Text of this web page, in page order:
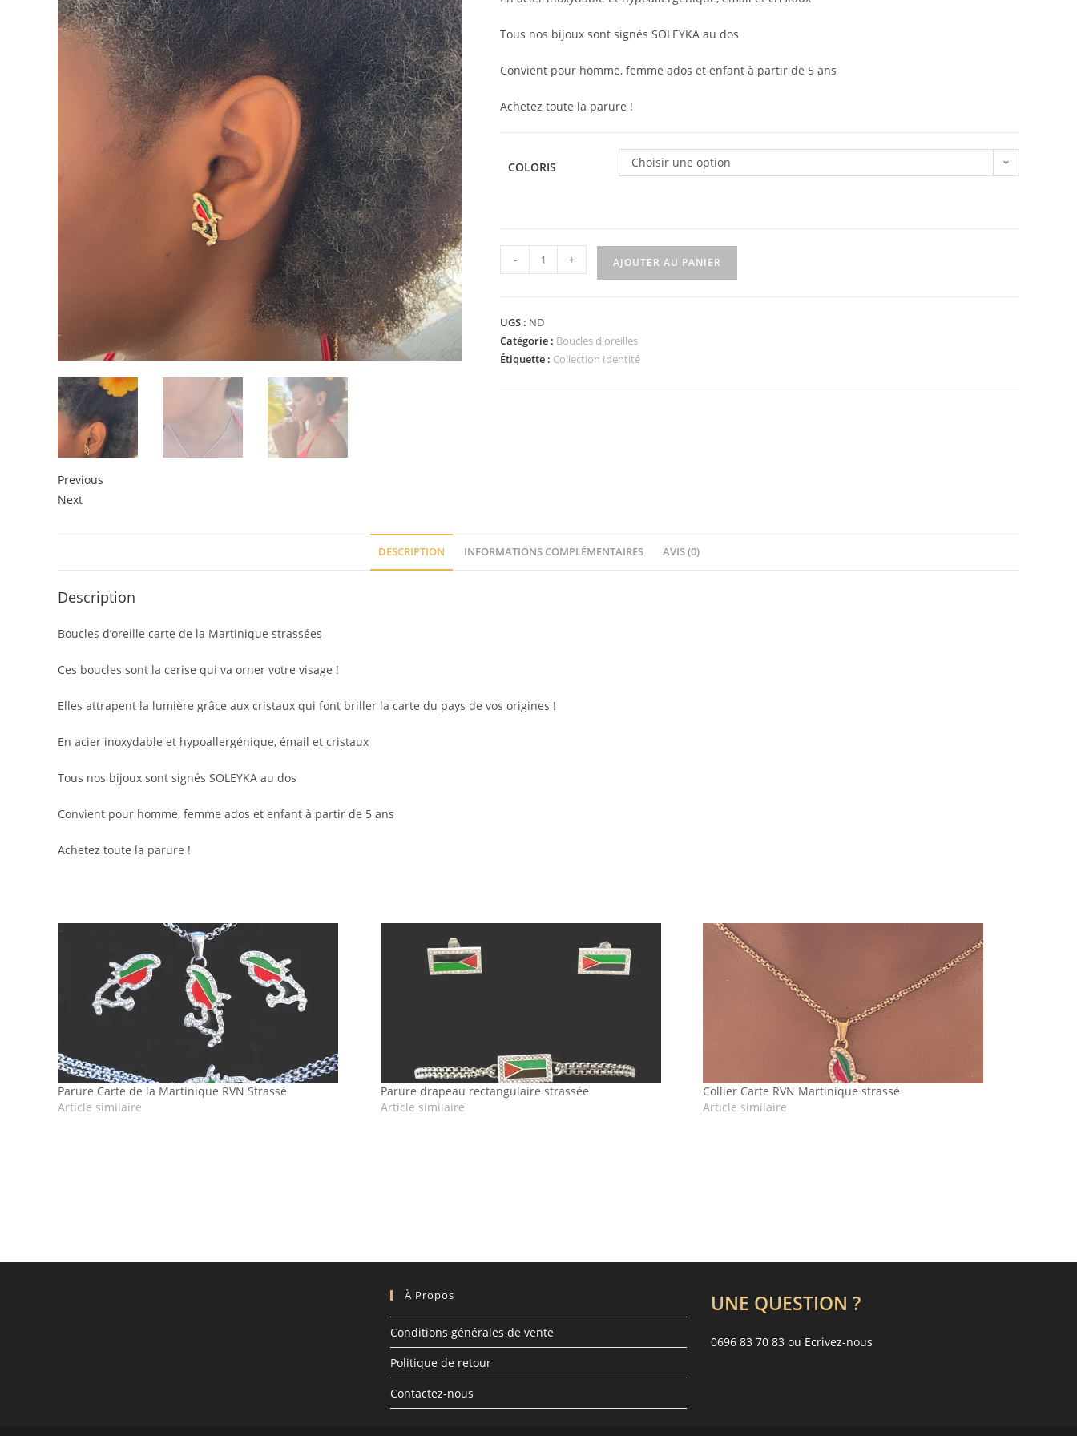
Previous
Next
Tous nos bijoux sont signés SOLEYKA au dos
Convient pour homme, femme ados et enfant à partir de 5 ans
Achetez toute la parure !
COLORIS Choisir une option
quantité
de
carte
de
- + AJOUTER AU PANIER
UGS : ND
Catégorie : Boucles d'oreilles
Étiquette : Collection Identité
DESCRIPTION INFORMATIONS COMPLÉMENTAIRES AVIS (0)
Description
Boucles d’oreille carte de la Martinique strassées
Ces boucles sont la cerise qui va orner votre visage !
Elles attrapent la lumière grâce aux cristaux qui font briller la carte du pays de vos origines !
En acier inoxydable et hypoallergénique, émail et cristaux
Tous nos bijoux sont signés SOLEYKA au dos
Convient pour homme, femme ados et enfant à partir de 5 ans
Achetez toute la parure !
Parure Carte de la Martinique RVN Strassé
Article similaire
Parure drapeau rectangulaire strassée
Article similaire
Collier Carte RVN Martinique strassé
Article similaire
À Propos
Conditions générales de vente
Politique de retour
Contactez-nous
UNE QUESTION ?
0696 83 70 83 ou Ecrivez-nous